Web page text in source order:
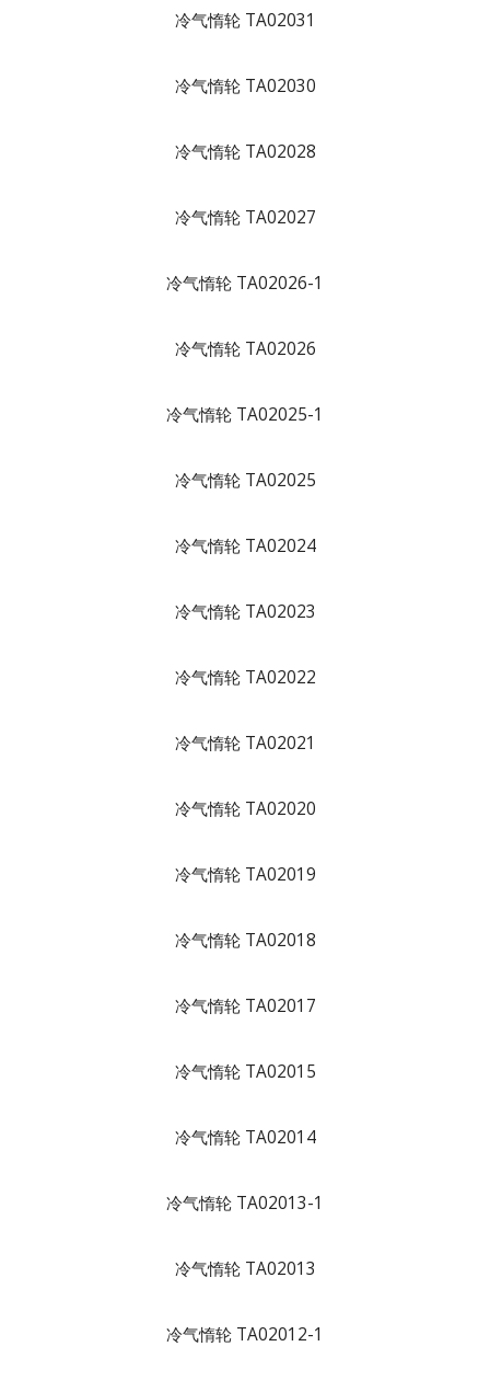
冷气惰轮 TA02031
冷气惰轮 TA02030
冷气惰轮 TA02028
冷气惰轮 TA02027
冷气惰轮 TA02026-1
冷气惰轮 TA02026
冷气惰轮 TA02025-1
冷气惰轮 TA02025
冷气惰轮 TA02024
冷气惰轮 TA02023
冷气惰轮 TA02022
冷气惰轮 TA02021
冷气惰轮 TA02020
冷气惰轮 TA02019
冷气惰轮 TA02018
冷气惰轮 TA02017
冷气惰轮 TA02015
冷气惰轮 TA02014
冷气惰轮 TA02013-1
冷气惰轮 TA02013
冷气惰轮 TA02012-1